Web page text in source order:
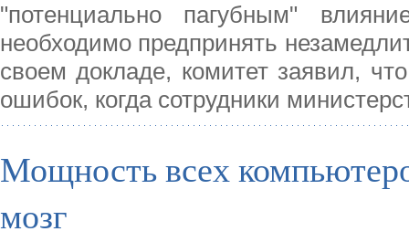
"потенциально пагубным"
необходимо предпринять
своем докладе, комитет заявил,
ошибок, когда сотрудники
Мощность всех
мозг